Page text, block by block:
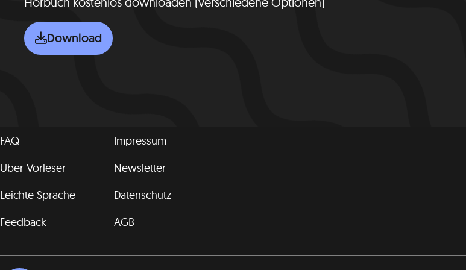
Download
FAQ
Über Vorleser
Leichte Sprache
Feedback
Impressum
Newsletter
Datenschutz
AGB